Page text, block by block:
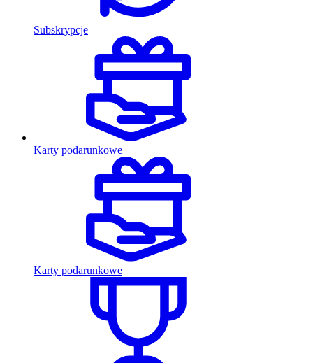
Subskrypcje
Karty podarunkowe
Karty podarunkowe